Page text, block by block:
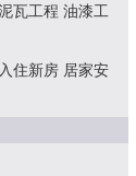
瓦工程 油漆工
入住新房 居家安